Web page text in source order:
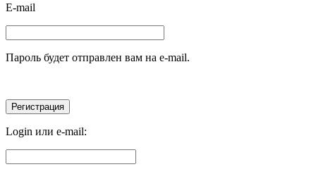
E-mail
Пароль будет отправлен вам на e-mail.
Login или e-mail: